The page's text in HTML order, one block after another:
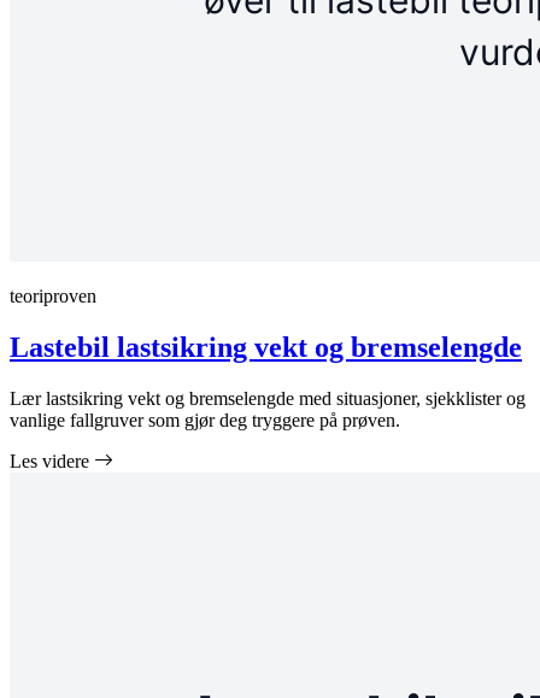
teoriproven
Lastebil lastsikring vekt og bremselengde
Lær lastsikring vekt og bremselengde med situasjoner, sjekklister og
vanlige fallgruver som gjør deg tryggere på prøven.
Les videre